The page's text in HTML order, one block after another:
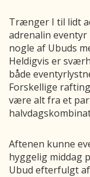
Trænger I til lidt
adrenalin eventyr
nogle af Ubuds
Heldigvis er
både
Forskellige
være alt fra et
Aftenen kunne
hyggelig middag
Ubud efterfulgt